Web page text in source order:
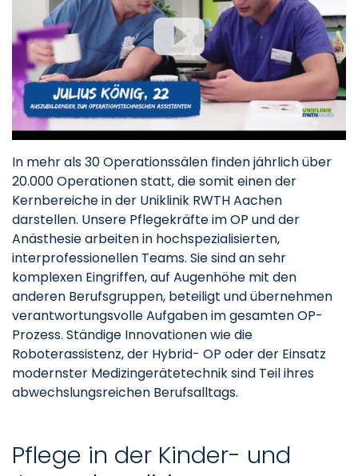
In mehr als 30 Operationssälen finden jährlich über
20.000 Operationen statt, die somit einen der
Kernbereiche in der Uniklinik RWTH Aachen
darstellen. Unsere Pflegekräfte im OP und der
Anästhesie arbeiten in hochspezialisierten,
interprofessionellen Teams. Sie sind an sehr
komplexen Eingriffen, auf Augenhöhe mit den
anderen Berufsgruppen, beteiligt und übernehmen
verantwortungsvolle Aufgaben im gesamten OP-
Prozess. Ständige Innovationen wie die
Roboterassistenz, der Hybrid- OP oder der Einsatz
modernster Medizingerätetechnik sind Teil ihres
abwechslungsreichen Berufsalltags.
Pflege in der Kinder- und